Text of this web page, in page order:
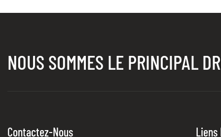
have the
in no-fly
NOUS SOMMES LE PRINCIPAL
Contactez-Nous Liens